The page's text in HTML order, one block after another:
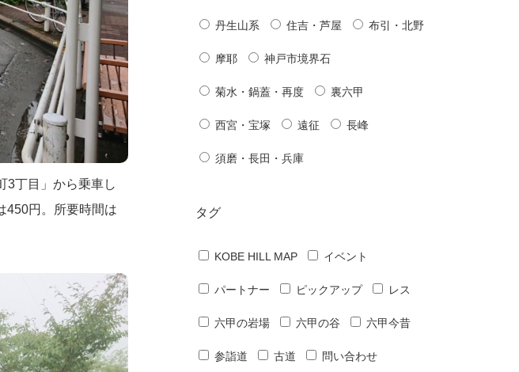
3丁目」から乗車し
450円。所要時間は
丹生山系 住吉・芦屋 布引・北野
摩耶 神戸市境界石
菊水・鍋蓋・再度 裏六甲
西宮・宝塚 遠征 長峰
須磨・長田・兵庫
タグ
KOBE HILL MAP イベント
パートナー ピックアップ レス
六甲の岩場 六甲の谷 六甲今昔
参詣道 古道 問い合わせ